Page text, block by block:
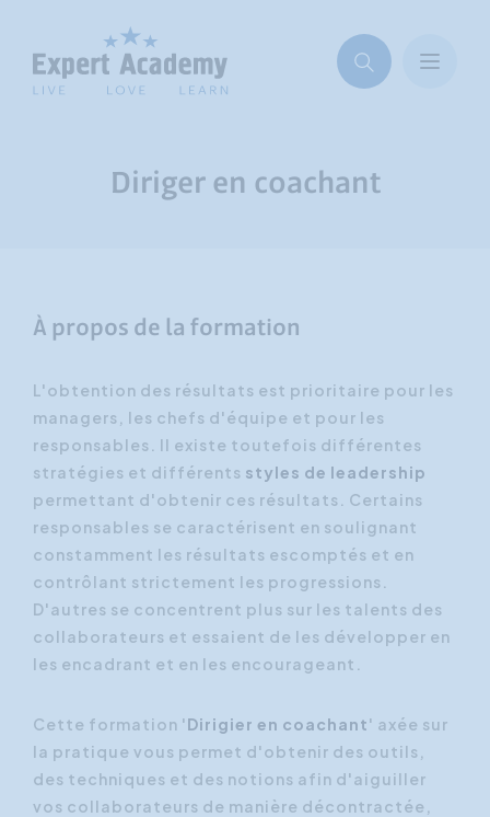
Diriger en coachant
À propos de la formation
L'obtention des résultats est prioritaire pour les
managers, les chefs d'équipe et pour les
responsables. Il existe toutefois différentes
stratégies et différents styles de leadership
permettant d'obtenir ces résultats. Certains
responsables se caractérisent en soulignant
constamment les résultats escomptés et en
contrôlant strictement les progressions.
D'autres se concentrent plus sur les talents des
collaborateurs et essaient de les développer en
les encadrant et en les encourageant.
Cette formation 'Dirigier en coachant' axée sur
la pratique vous permet d'obtenir des outils,
des techniques et des notions afin d'aiguiller
vos collaborateurs de manière décontractée,